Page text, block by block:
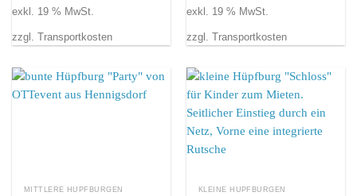
exkl. 19 % MwSt.
zzgl. Transportkosten
exkl. 19 % MwSt.
zzgl. Transportkosten
MITTLERE HÜPFBURGEN KLEINE HÜPFBURGEN